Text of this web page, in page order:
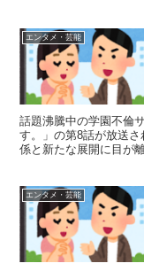
エンタメ・芸能
話題沸騰中の学園不倫
す。」の第8話が放送
係と新たな展開に目が
エンタメ・芸能